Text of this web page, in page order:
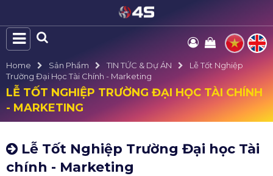
Home Sản Phẩm TIN TỨC & Dự ÁN
Lễ Tốt Nghiệp
Trường Đại Học Tài Chính - Marketing
LỄ TỐT NGHIỆP TRƯỜNG ĐẠI HỌC TÀI CHÍNH
- MARKETING
Lễ Tốt Nghiệp Trường Đại học Tài
chính - Marketing